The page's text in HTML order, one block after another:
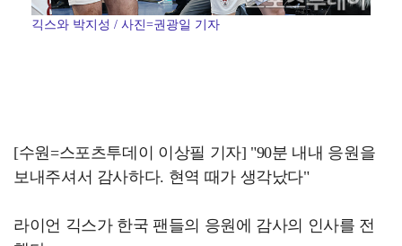
긱스와 박지성 / 사진=권광일 기자
[수원=스포츠투데이 이상필 기자] "90분 내내 응원을
보내주셔서 감사하다. 현역 때가 생각났다"
라이언 긱스가 한국 팬들의 응원에 감사의 인사를 전